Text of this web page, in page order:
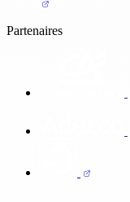
Partenaires